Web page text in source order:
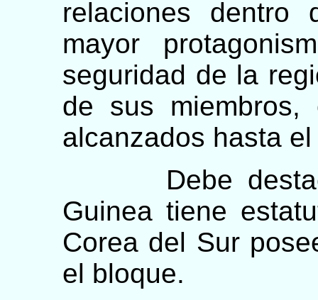
relaciones dentro
mayor
seguridad de la
de sus miembros,
alcanzados hasta
Debe
Guinea tiene
Corea del Sur
el bloque.